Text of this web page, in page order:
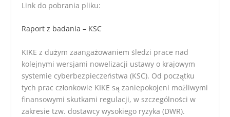
Link do pobrania pliku:
Raport z badania – KSC
KIKE z dużym zaangażowaniem śledzi prace nad
kolejnymi wersjami nowelizacji ustawy o krajowym
systemie cyberbezpieczeństwa (KSC). Od początku
tych prac członkowie KIKE są zaniepokojeni możliwymi
finansowymi skutkami regulacji, w szczególności w
zakresie tzw. dostawcy wysokiego ryzyka (DWR).